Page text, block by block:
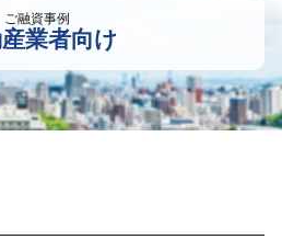
不動産業者向け
お問い合わせはこちら
131215
ご融資事例
業者向け